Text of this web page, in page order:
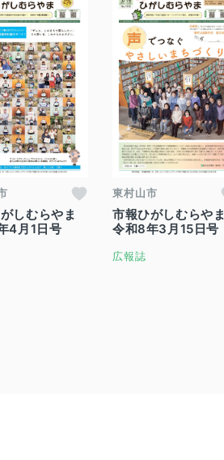
しむらやま
4月1日号
東村山市
市報ひがしむらやま
令和8年3月15日号
広報誌